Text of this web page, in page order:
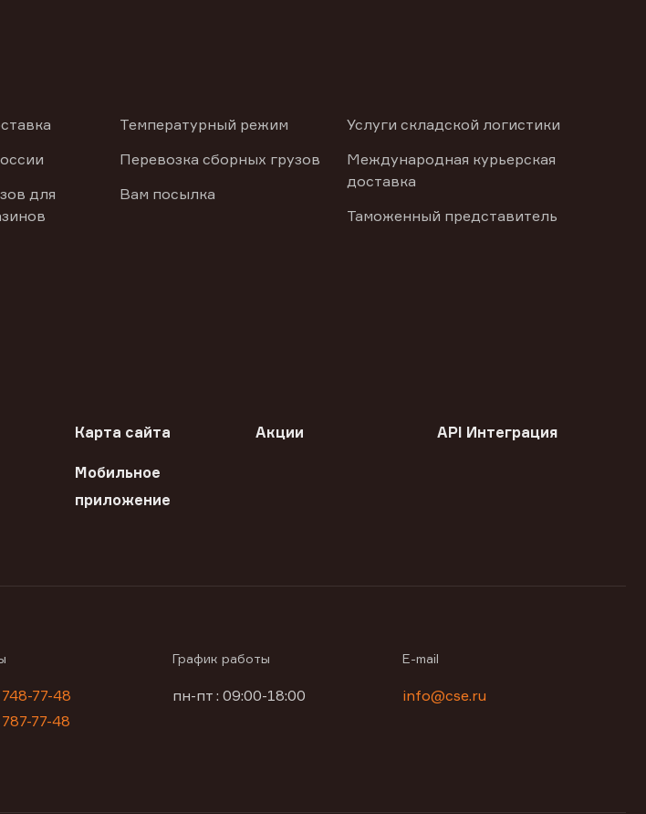
для
Температурный режим
Перевозка сборных грузов
Вам посылка
Услуги складской логистики
Международная курьерская
доставка
Таможенный представитель
Карта сайта Акции API Интеграция
Мобильное
приложение
77-48
77-48
График работы
пн-пт : 09:00-18:00
E-mail
info@cse.ru